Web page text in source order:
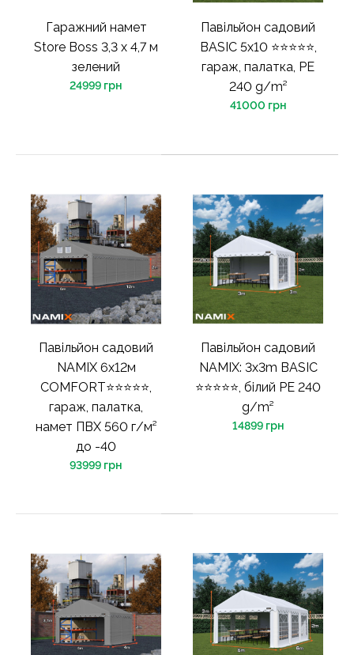
Гаражний намет
Store Boss 3,3 х 4,7 м
зелений
24999 грн
Павільйон садовий
BASIC 5x10 ⭐⭐⭐⭐⭐,
гараж, палатка, PE
240 g/m²
41000 грн
Павільйон садовий
NAMIX 6х12м
COMFORT⭐⭐⭐⭐⭐,
гараж, палатка,
намет ПВХ 560 г/м²
до -40
93999 грн
Павільйон садовий
NAMIX: 3x3m BASIC
⭐⭐⭐⭐⭐, білий PE 240
g/m²
14899 грн